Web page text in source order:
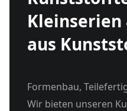
aus
Formenbau,
Wir bieten unseren